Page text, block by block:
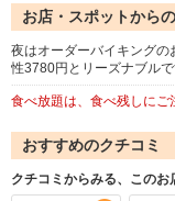
お店・スポットから
夜はオーダーバイキング
性3780円とリーズナブル
食べ放題は、食べ残しにご
おすすめのクチコミ
クチコミからみる、このお